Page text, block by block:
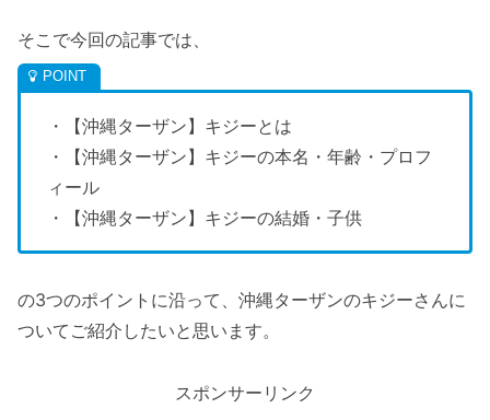
そこで今回の記事では、
・【沖縄ターザン】キジーとは
・【沖縄ターザン】キジーの本名・年齢・プロフ
ィール
・【沖縄ターザン】キジーの結婚・子供
の3つのポイントに沿って、沖縄ターザンのキジーさんに
ついてご紹介したいと思います。
スポンサーリンク